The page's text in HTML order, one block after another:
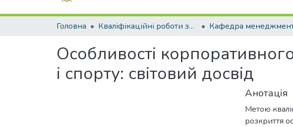
Головна Кваліфікаційні роботи здобувачів вищої освіти
Особливості
і спорту: світовий досвід
Анотація
Метою
розкриття